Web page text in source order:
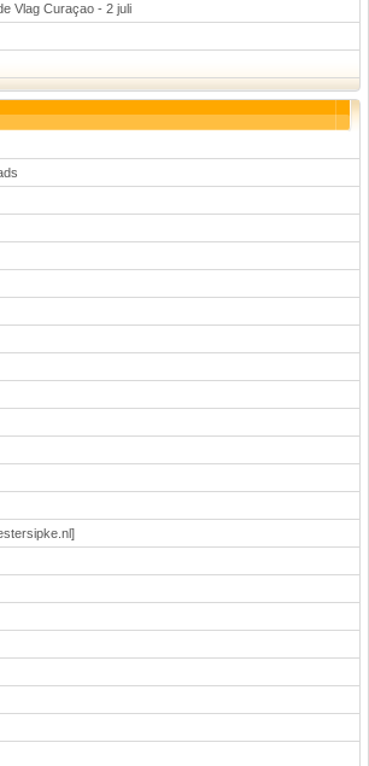
Vlag Curaçao - 2 juli